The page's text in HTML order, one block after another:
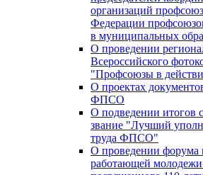
организаций
Федерации
в муниципальных
О проведении
Всероссийского
"Профсоюзы в
О проектах
ФПСО
О подведении итогов
звание "Лучший
труда ФПСО"
О проведении форума
работающей